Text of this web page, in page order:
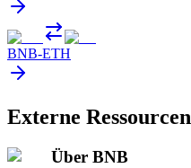
BNB-ETH
Externe Ressourcen
Über BNB